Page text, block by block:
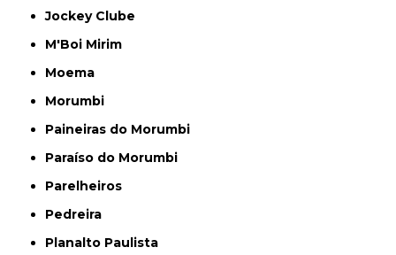
Jockey Clube
M'Boi Mirim
Moema
Morumbi
Paineiras do Morumbi
Paraíso do Morumbi
Parelheiros
Pedreira
Planalto Paulista